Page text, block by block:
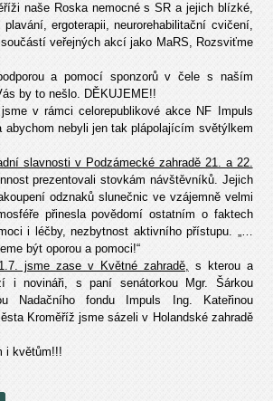
naše Roska nemocné s SR a jejich blízké,
ergoterapii, neurorehabilitační cvičení,
veřejných akcí jako MaRS, Rozsviťme
a pomocí sponzorů v čele s naším
by to nešlo. DĚKUJEME!!
v rámci celorepublikové akce NF Impuls
abychom nebyli jen tak plápolajícím světýlkem
slavnosti v Podzámecké zahradě 21. a 22.
prezentovali stovkám návštěvníků. Jejich
odznaků slunečnic ve vzájemně velmi
přinesla povědomí ostatním o faktech
i léčby, nezbytnost aktivního přístupu. „…
být oporou a pomoci!“
jsme zase v Květné zahradě, s kterou a
i novináři, s paní senátorkou Mgr. Šárkou
Nadačního fondu Impuls Ing. Kateřinou
Kroměříž jsme sázeli v Holandské zahradě
i květům!!!